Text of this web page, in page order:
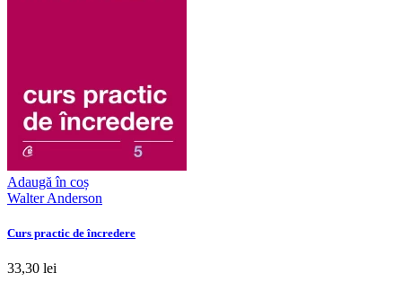
Adaugă în coș
Walter Anderson
Curs practic de încredere
33,30 lei